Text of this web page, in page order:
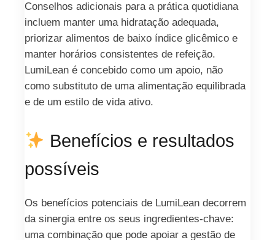
Conselhos adicionais para a prática quotidiana
incluem manter uma hidratação adequada,
priorizar alimentos de baixo índice glicêmico e
manter horários consistentes de refeição.
LumiLean é concebido como um apoio, não
como substituto de uma alimentação equilibrada
e de um estilo de vida ativo.
Benefícios e resultados
possíveis
Os benefícios potenciais de LumiLean decorrem
da sinergia entre os seus ingredientes-chave:
uma combinação que pode apoiar a gestão de